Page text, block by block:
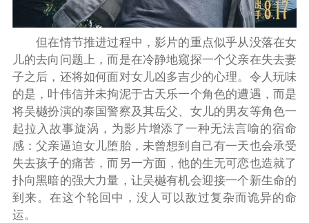
但在情节推进过程中，影片的重点似乎从没落在女
儿的去向问题上，而是在冷静地窥探一个父亲在失去妻
子之后，还将如何面对女儿凶多吉少的心理。令人玩味
的是，叶伟信并未拘泥于古天乐一个角色的遭遇，而是
将吴樾扮演的泰国警察及其岳父、女儿的男友等角色一
起拉入故事旋涡，为影片增添了一种无法言喻的宿命
感：父亲逼迫女儿堕胎，未曾想到自己有一天也会承受
失去孩子的痛苦，而另一方面，他的生无可恋也造就了
扑向黑暗的强大力量，让吴樾有机会迎接一个新生命的
到来。在这个轮回中，没人可以敌过复杂而诡异的命
运。